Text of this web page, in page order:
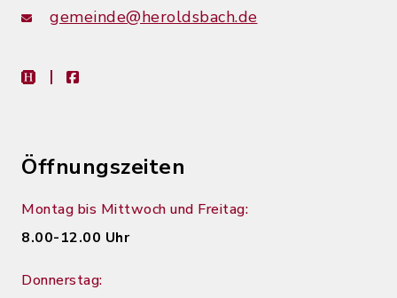
gemeinde@heroldsbach.de
heimat-infofacebook
Öffnungszeiten
Montag bis Mittwoch und Freitag:
8.00-12.00 Uhr
Donnerstag: